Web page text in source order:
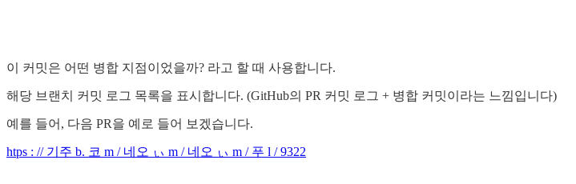
이 커밋은 어떤 병합 지점이었을까? 라고 할 때 사용합니다.
해당 브랜치 커밋 로그 목록을 표시합니다. (GitHub의 PR 커밋 로그 + 병합 커밋이라는 느낌입니다)
예를 들어, 다음 PR을 예로 들어 보겠습니다.
htps : // 기주 b. 코 m / 네오 ぃ m / 네오 ぃ m / 푸 l / 9322